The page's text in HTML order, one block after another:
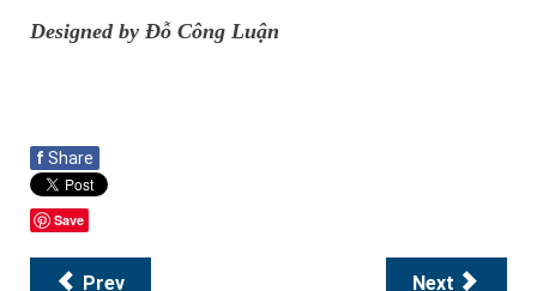
Designed by Đỗ Công Luận
f Share
Save
Prev Next